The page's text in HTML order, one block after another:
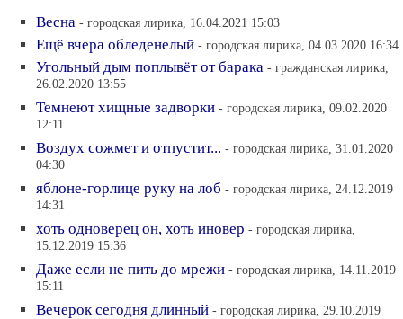
Весна - городская лирика, 16.04.2021 15:03
Ещё вчера обледенелый - городская лирика, 04.03.2020 16:34
Угольный дым поплывёт от барака - гражданская лирика,
26.02.2020 13:55
Темнеют хищные задворки - городская лирика, 09.02.2020
12:11
Воздух сожмет и отпустит... - городская лирика, 31.01.2020
04:30
яблоне-горлице руку на лоб - городская лирика, 24.12.2019
14:31
хоть одноверец он, хоть иновер - городская лирика,
15.12.2019 15:36
Даже если не пить до мрежи - городская лирика, 14.11.2019
15:11
Вечерок сегодня длинный - городская лирика, 29.10.2019